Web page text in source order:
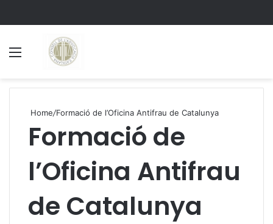
Home/Formació de l’Oficina Antifrau de Catalunya
Formació de
l’Oficina Antifrau
de Catalunya